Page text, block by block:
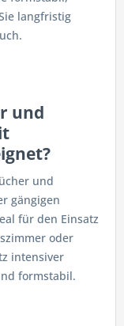
langfristig
und
und
gängigen
für den Einsatz
oder
intensiver
formstabil.